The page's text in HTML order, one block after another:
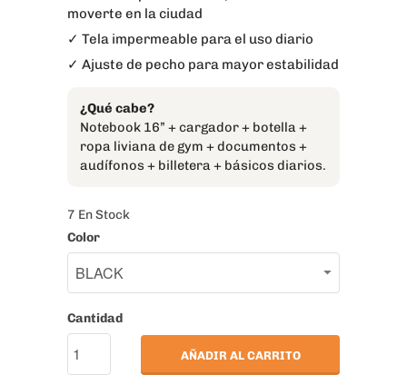
moverte en la ciudad
✓ Tela impermeable para el uso diario
✓ Ajuste de pecho para mayor estabilidad
¿Qué cabe?
Notebook 16” + cargador + botella +
ropa liviana de gym + documentos +
audífonos + billetera + básicos diarios.
7 En Stock
Color
Cantidad
AÑADIR AL CARRITO